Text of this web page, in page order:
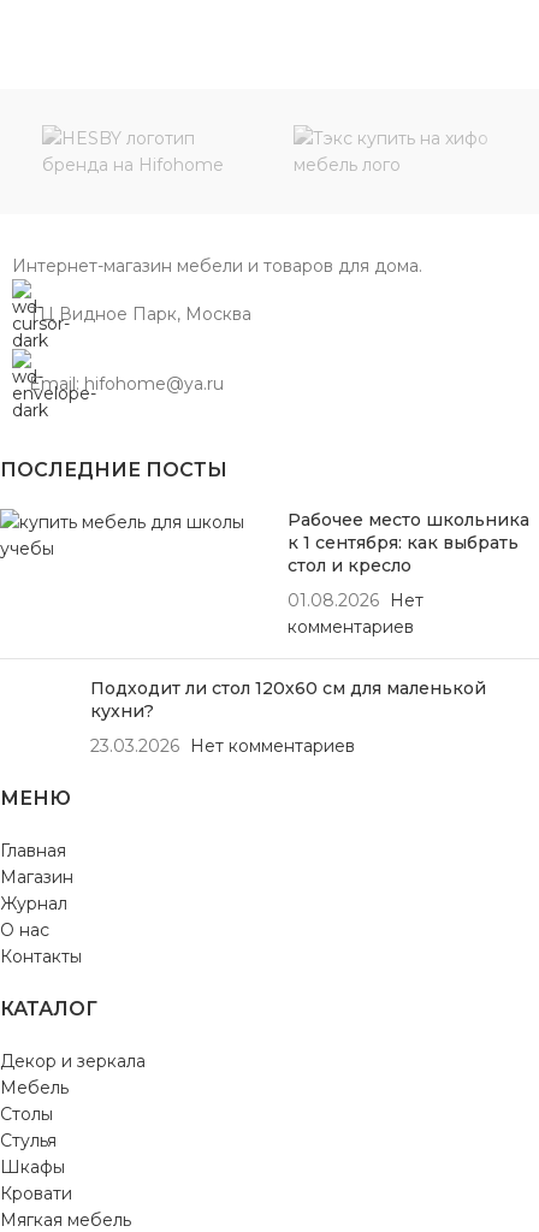
Интернет-магазин мебели и товаров для дома.
ТЦ Видное Парк, Москва
Email: hifohome@ya.ru
ПОСЛЕДНИЕ ПОСТЫ
Рабочее место школьника
к 1 сентября: как выбрать
стол и кресло
01.08.2026
Нет
комментариев
Подходит ли стол 120х60 см для маленькой
кухни?
23.03.2026
Нет комментариев
МЕНЮ
Главная
Магазин
Журнал
О нас
Контакты
КАТАЛОГ
Декор и зеркала
Мебель
Столы
Стулья
Шкафы
Кровати
Мягкая мебель